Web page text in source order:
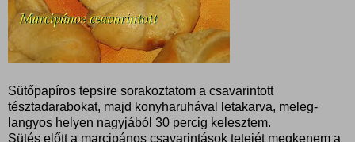
Sütőpapíros tepsire sorakoztatom a csavarintott
tésztadarabokat, majd konyharuhával letakarva, meleg-
langyos helyen nagyjából 30 percig kelesztem.
Sütés előtt a marcipános csavarintások tetejét megkenem a